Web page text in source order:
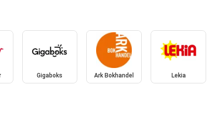
Gigaboks Ark Bokhandel Lekia